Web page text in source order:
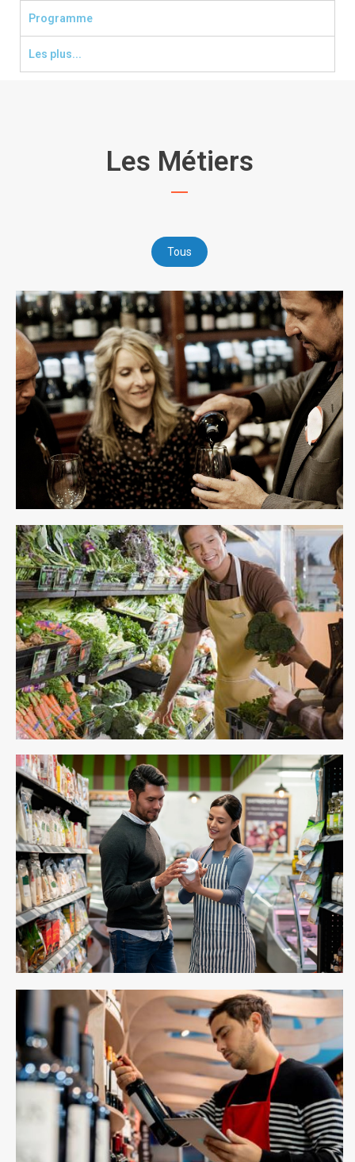
Programme
Les plus...
Les Métiers
Tous